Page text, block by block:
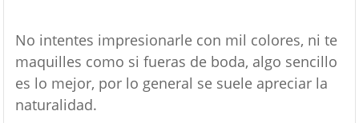
No intentes impresionarle con mil colores, ni te
maquilles como si fueras de boda, algo sencillo
es lo mejor, por lo general se suele apreciar la
naturalidad.